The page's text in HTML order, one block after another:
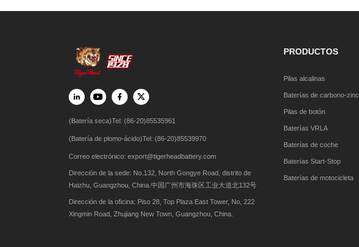
(Batería seca)Tel: (86-20)85535961
(Batería de plomo-ácido)Tel: (86-20)85539970
Correo electrónico: export@tigerheadbattery.com
Dirección de la sede: No.132, North Gongye Road, distrito de
Haizhu, Guangzhou, China.中国广州市海珠区工业大道北132号
Dirección de la oficina: Piso 28, Top Plaza East Tower, No, 222
Xingmin Road, Zhujiang New Town, Guangzhou, China.
PRODUCTOS
Pilas alcalinas
Baterías de carbono-zinc
Pilas de botón
Baterías VRLA
Baterías de coche
Baterías Start-Stop
Baterías de motocicleta